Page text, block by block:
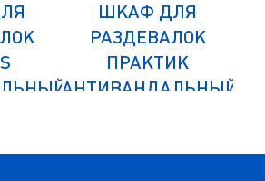
ШКАФ ДЛЯ
РАЗДЕВАЛОК
ПРАКТИК
АНТИВАНДАЛЬНЫЙ